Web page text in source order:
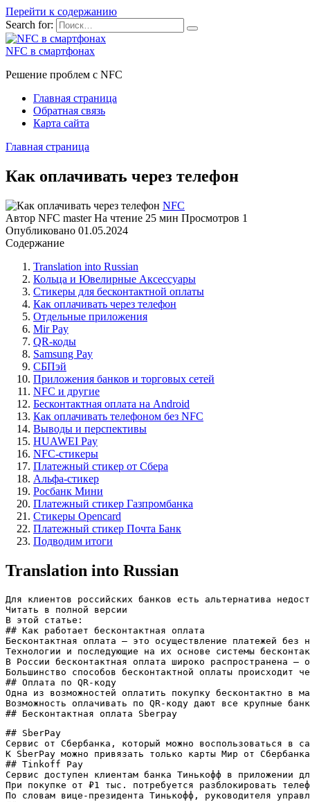
Перейти к содержанию
Search for:
NFC в смартфонах
Решение проблем с NFC
Главная страница
Обратная связь
Карта сайта
Главная страница
Как оплачивать через телефон
NFC
Автор NFC master На чтение 25 мин Просмотров 1
Опубликовано 01.05.2024
Содержание
Translation into Russian
Кольца и Ювелирные Аксессуары
Стикеры для бесконтактной оплаты
Как оплачивать через телефон
Отдельные приложения
Mir Pay
QR-коды
Samsung Pay
СБПэй
Приложения банков и торговых сетей
NFС и другие
Бесконтактная оплата на Android
Как оплачивать телефоном без NFC
Выводы и перспективы
HUAWEI Pay
NFC-стикеры
Платежный стикер от Сбера
Альфа-стикер
Росбанк Мини
Платежный стикер Газпромбанка
Стикеры Opencard
Платежный стикер Почта Банк
Подводим итоги
Translation into Russian
Для клиентов российских банков есть альтернатива
Читать в полной версии
В этой статье:
## Как работает бесконтактная оплата
Бесконтактная оплата — это осуществление платежей
Технологии и последующие на их основе системы
В России бесконтактная оплата широко распространена
Большинство способов бесконтактной оплаты
## Оплата по QR-коду
Одна из возможностей оплатить покупку бесконтактно в
Возможность оплачивать по QR-коду дают все крупные
## Бесконтактная оплата Sberpay
## SberPay
Сервис от Сбербанка, который можно воспользоваться в
К SberPay можно привязать только карты Мир от
## Tinkoff Pay
Сервис доступен клиентам банка Тинькофф в приложении
При покупке от ₽1 тыс. потребуется разблокировать
По словам вице-президента Тинькофф, руководителя